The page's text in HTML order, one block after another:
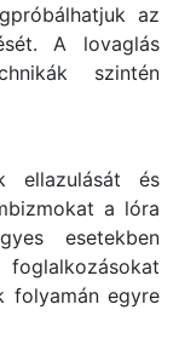
az
A lovaglás
szintén
ellazulását és
a lóra
esetekben
folyamán egyre